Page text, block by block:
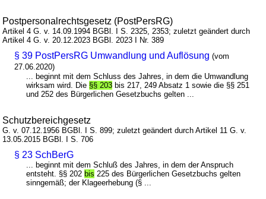
Postpersonalrechtsgesetz (PostPersRG)
Artikel 4 G. v. 14.09.1994 BGBl. I S. 2325, 2353; zuletzt geändert durch
Artikel 4 G. v. 20.12.2023 BGBl. 2023 I Nr. 389
§ 39 PostPersRG Umwandlung und Auflösung (vom
27.06.2020)
... beginnt mit dem Schluss des Jahres, in dem die Umwandlung
wirksam wird. Die §§ 203 bis 217, 249 Absatz 1 sowie die §§ 251
und 252 des Bürgerlichen Gesetzbuchs gelten ...
Schutzbereichgesetz
G. v. 07.12.1956 BGBl. I S. 899; zuletzt geändert durch Artikel 11 G. v.
13.05.2015 BGBl. I S. 706
§ 23 SchBerG
... beginnt mit dem Schluß des Jahres, in dem der Anspruch
entsteht. §§ 202bis 225 des Bürgerlichen Gesetzbuchs gelten
sinngemäß; der Klageerhebung (§ ...